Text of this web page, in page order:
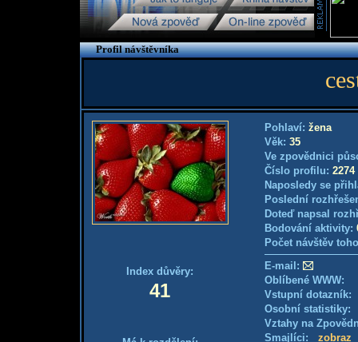
Profil návštěvníka
Index důvěry:
41
Pohlaví: žena
Věk: 35
Ve zpovědnici
Číslo profilu: 2274
Naposledy se
Poslední
Doteď napsal
Bodování aktivity:
Počet návštěv
E-mail:
Oblíbené WWW:
Vstupní
Osobní
Vztahy na
Smajlíci: zobraz